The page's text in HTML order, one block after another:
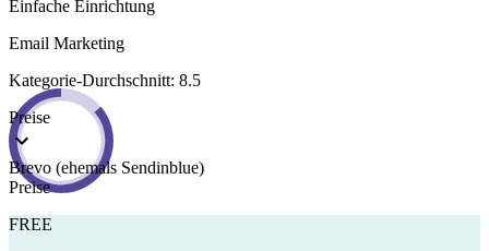
Einfache Einrichtung
Email Marketing
Kategorie-Durchschnitt: 8.5
Preise
Brevo (ehemals Sendinblue)
Preise
FREE